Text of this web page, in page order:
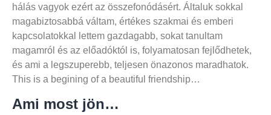
hálás vagyok ezért az összefonódásért. Általuk sokkal
magabiztosabbá váltam, értékes szakmai és emberi
kapcsolatokkal lettem gazdagabb, sokat tanultam
magamról és az előadóktól is, folyamatosan fejlődhetek,
és ami a legszuperebb, teljesen önazonos maradhatok.
This is a begining of a beautiful friendship…
Ami most jön…